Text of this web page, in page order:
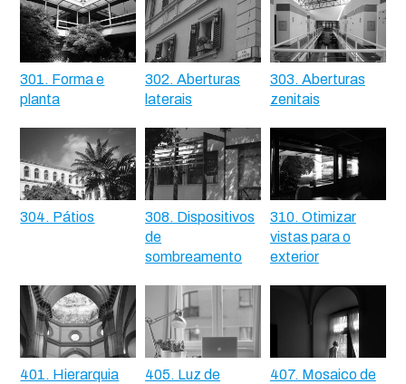
301. Forma e
planta
302. Aberturas
laterais
303. Aberturas
zenitais
304. Pátios
308. Dispositivos
de
sombreamento
310. Otimizar
vistas para o
exterior
401. Hierarquia
405. Luz de
407. Mosaico de